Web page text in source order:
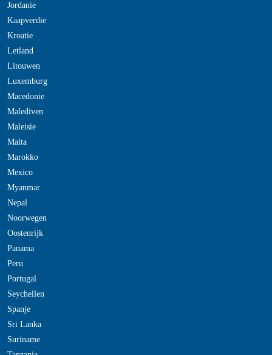
Jordanie
Kaapverdie
Kroatie
Letland
Litouwen
Luxemburg
Macedonie
Malediven
Maleisie
Malta
Marokko
Mexico
Myanmar
Nepal
Noorwegen
Oostenrijk
Panama
Peru
Portugal
Seychellen
Spanje
Sri Lanka
Suriname